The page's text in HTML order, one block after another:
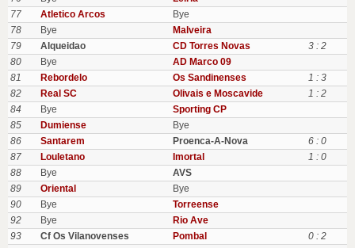
77
Atletico Arcos
Bye
78
Bye
Malveira
79
Alqueidao CD Torres Novas
3 : 2
80
Bye
AD Marco 09
81
Rebordelo Os Sandinenses
1 : 3
82
Real SC Olivais e Moscavide
1 : 2
84
Bye
Sporting CP
85
Dumiense
Bye
86
Santarem Proenca-A-Nova
6 : 0
87
Louletano Imortal
1 : 0
88
Bye
AVS
89
Oriental
Bye
90
Bye
Torreense
92
Bye
Rio Ave
93
Cf Os Vilanovenses Pombal
0 : 2